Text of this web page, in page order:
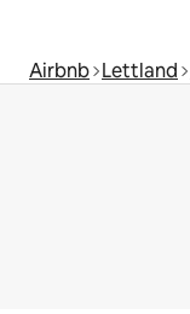
Airbnb Lettland